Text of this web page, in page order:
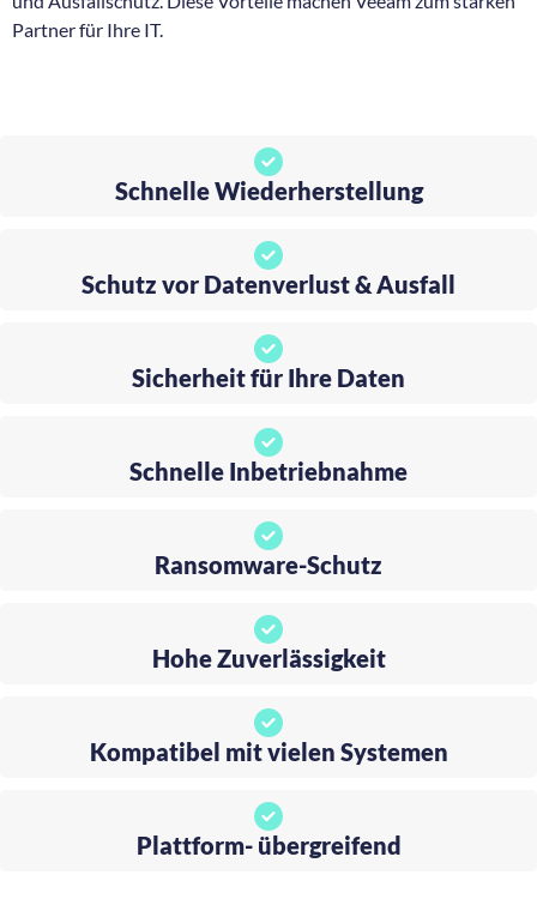
Partner für Ihre IT.
Schnelle Wiederherstellung
Schutz vor Datenverlust & Ausfall
Sicherheit für Ihre Daten
Schnelle Inbetriebnahme
Ransomware-Schutz
Hohe Zuverlässigkeit
Kompatibel mit vielen Systemen
Plattform- übergreifend